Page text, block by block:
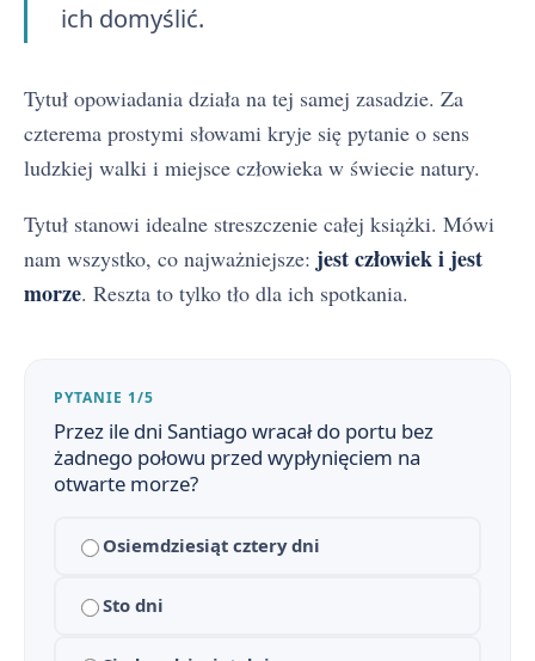
ich domyślić.
Tytuł opowiadania działa na tej samej zasadzie. Za
czterema prostymi słowami kryje się pytanie o sens
ludzkiej walki i miejsce człowieka w świecie natury.
Tytuł stanowi idealne streszczenie całej książki. Mówi
nam wszystko, co najważniejsze: jest człowiek i jest
morze. Reszta to tylko tło dla ich spotkania.
PYTANIE 1/5
Przez ile dni Santiago wracał do portu bez
żadnego połowu przed wypłynięciem na
otwarte morze?
Osiemdziesiąt cztery dni
Sto dni